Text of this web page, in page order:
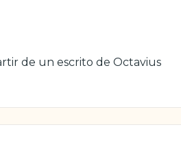
de un escrito de Octavius